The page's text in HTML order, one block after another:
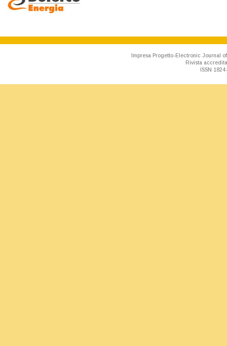
Impresa Progetto-Electronic Journal
Rivista
ISSN